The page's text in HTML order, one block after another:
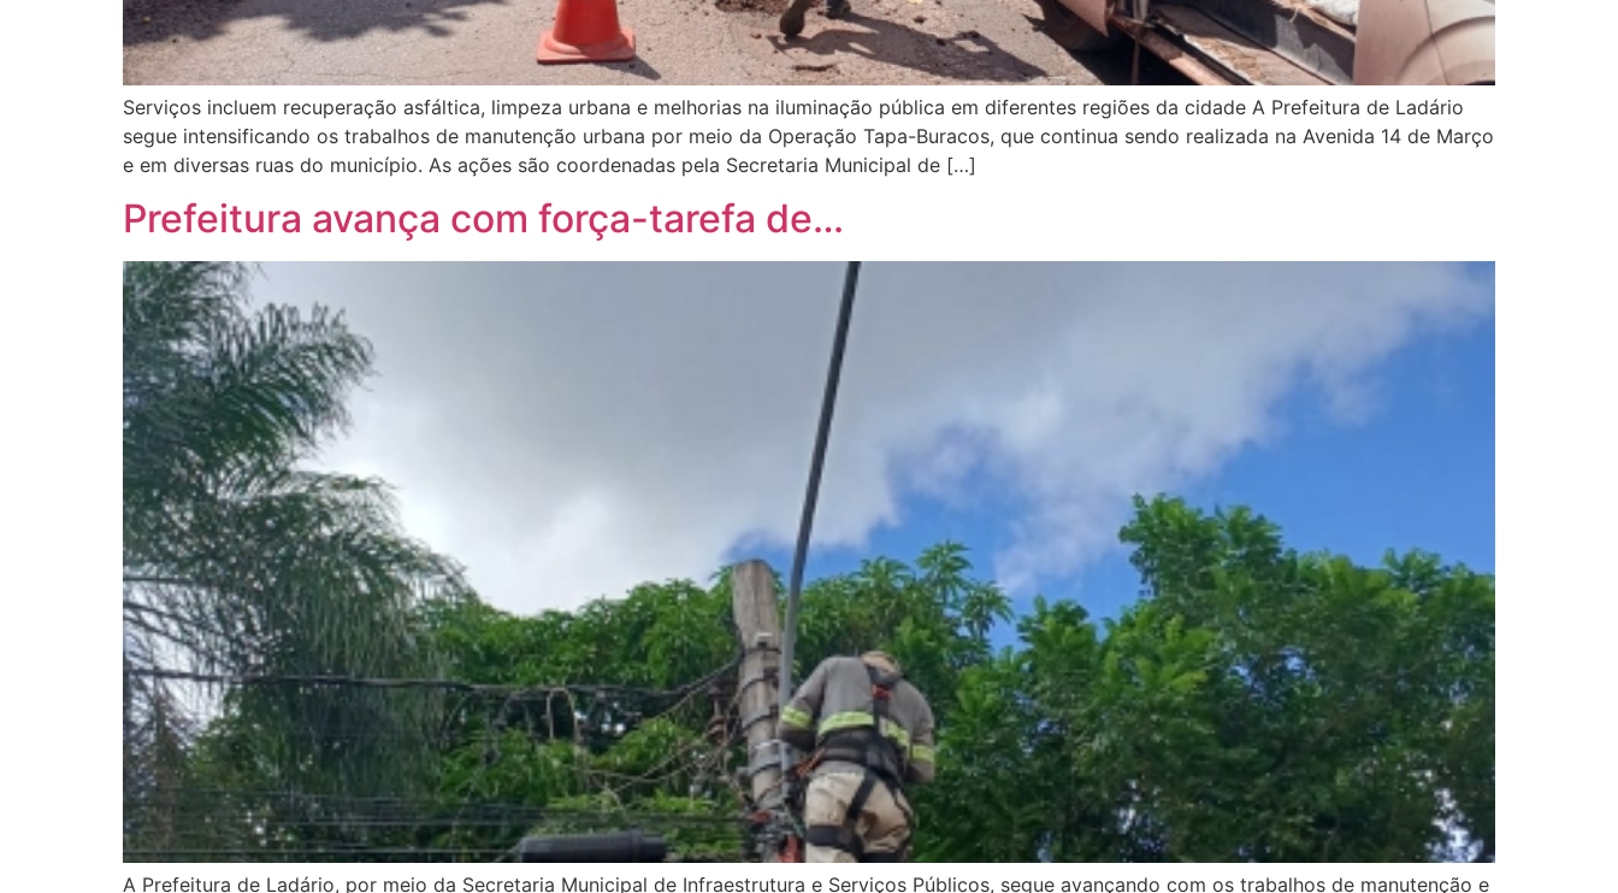
Serviços incluem recuperação asfáltica, limpeza urbana e melhorias na iluminação pública em diferentes regiões da cidade A Prefeitura de Ladário
segue intensificando os trabalhos de manutenção urbana por meio da Operação Tapa-Buracos, que continua sendo realizada na Avenida 14 de Março
e em diversas ruas do município. As ações são coordenadas pela Secretaria Municipal de […]
Prefeitura avança com força-tarefa de…
A Prefeitura de Ladário, por meio da Secretaria Municipal de Infraestrutura e Serviços Públicos, segue avançando com os trabalhos de manutenção e